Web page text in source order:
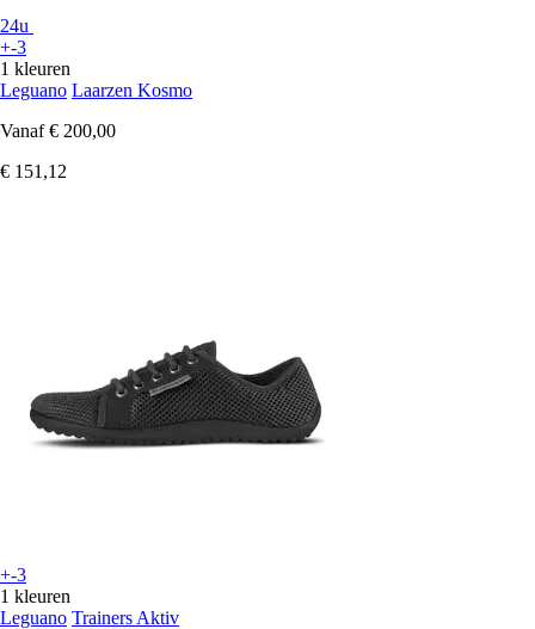
24u
+-3
1 kleuren
Leguano Laarzen Kosmo
Vanaf € 200,00
€ 151,12
+-3
1 kleuren
Leguano Trainers Aktiv